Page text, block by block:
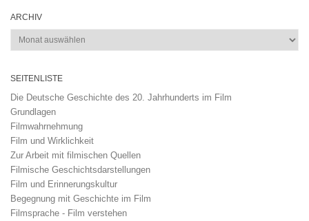
ARCHIV
Archiv
SEITENLISTE
Die Deutsche Geschichte des 20. Jahrhunderts im Film
Grundlagen
Filmwahrnehmung
Film und Wirklichkeit
Zur Arbeit mit filmischen Quellen
Filmische Geschichtsdarstellungen
Film und Erinnerungskultur
Begegnung mit Geschichte im Film
Filmsprache - Film verstehen